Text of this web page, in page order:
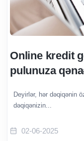
Online kredit
pulunuza
Deyirlər, hər dəqiqənin
dəqiqənizin...
02-06-2025